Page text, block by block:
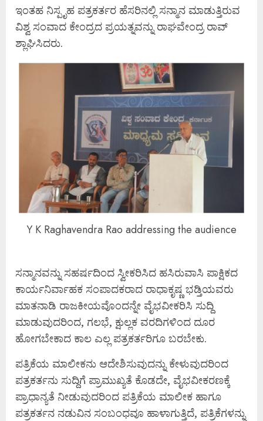
ಇಂತಹ ನಿಸ್ಪೃಹ ಪತ್ರಕರ್ತರ ಹೆಸರಿನಲ್ಲಿ ಸನ್ಮಾನ ಮಾಡುತ್ತಿರುವ
ವಿಶ್ವ ಸಂವಾದ ಕೇಂದ್ರದ ಪ್ರಯತ್ನವನ್ನು ರಾಘವೇಂದ್ರ ರಾವ್
ಶ್ಲಾಘಿಸಿದರು.
Y K Raghavendra Rao addressing the audience
ಸನ್ಮಾನವನ್ನು ಸಹರ್ಷದಿಂದ ಸ್ವೀಕರಿಸಿದ ಹಸಿರುವಾಸಿ ಪಾಕ್ಷಿಕದ
ಕಾರ್ಯನಿರ್ವಾಹಕ ಸಂಪಾದಕರಾದ ರಾಧಾಕೃಷ್ಣ ಭಡ್ತಿಯವರು
ಮಾತನಾಡಿ ರಾಜಕೀಯವೊಂದನ್ನೇ ವೈಭವೀಕರಿಸಿ ಸುದ್ದಿ
ಮಾಡುವುದರಿಂದ, ಗಲಭೆ, ಕ್ಷುಲ್ಲಕ ವರದಿಗಳಿಂದ ದೂರ
ಹೋಗಬೇಕಾದ ಕಾಲ ಎಲ್ಲ ಪತ್ರಕರ್ತರಿಗೂ ಬರಬೇಕು.
ಪತ್ರಿಕೆಯ ಮಾಲೀಕನು ಆದೇಶಿಸುವುದನ್ನು ಕೇಳುವುದರಿಂದ
ಪತ್ರಕರ್ತನು ಸುದ್ದಿಗೆ ಪ್ರಾಮುಖ್ಯತೆ ಕೊಡದೇ, ವೈಭವೀಕರಣಕ್ಕೆ
ಪ್ರಾಧಾನ್ಯತೆ ನೀಡುವುದರಿಂದ ಪತ್ರಿಕೆಯ ಮಾಲೀಕ ಹಾಗೂ
ಪತ್ರಕರ್ತನ ನಡುವಿನ ಸಂಬಂಧವೂ ಹಾಳಾಗುತ್ತಿದೆ, ಪತ್ರಿಕೆಗಳನ್ನು